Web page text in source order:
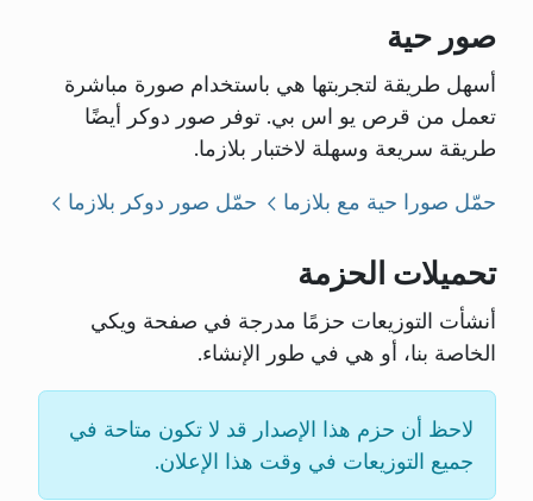
صور حية
أسهل طريقة لتجربتها هي باستخدام صورة مباشرة
تعمل من قرص يو اس بي. توفر صور دوكر أيضًا
طريقة سريعة وسهلة لاختبار بلازما.
حمّل صورا حية مع بلازما حمّل صور دوكر بلازما
تحميلات الحزمة
أنشأت التوزيعات حزمًا مدرجة في صفحة ويكي
الخاصة بنا، أو هي في طور الإنشاء.
لاحظ أن حزم هذا الإصدار قد لا تكون متاحة في
جميع التوزيعات في وقت هذا الإعلان.